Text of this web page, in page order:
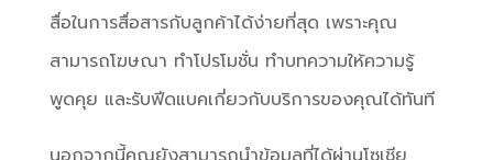
สื่อในการสื่อสารกับลูกค้าได้ง่ายที่สุด เพราะคุณ
สามารถโฆษณา ทำโปรโมชั่น ทำบทความให้ความรู้
พูดคุย และรับฟีดแบคเกี่ยวกับบริการของคุณได้ทันที